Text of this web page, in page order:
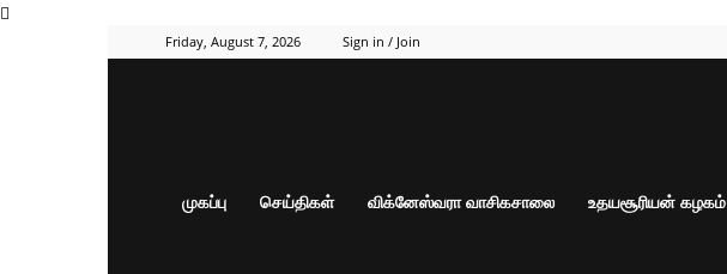
Friday, August 7, 2026 Sign in / Join
முகப்பு செய்திகள் விக்னேஸ்வரா வாசிகசாலை உதயசூரியன் கழகம்